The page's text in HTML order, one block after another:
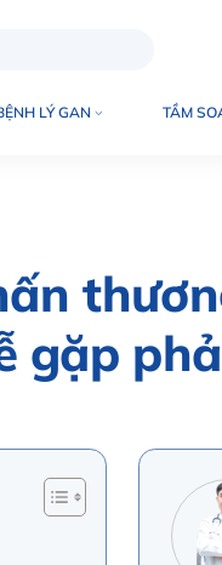
LÝ GAN TẦM
gặp